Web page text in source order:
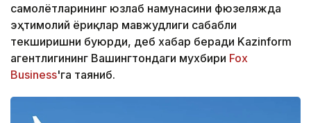
самолётларининг юзлаб намунасини фюзеляжда
эҳтимолий ёриқлар мавжудлиги сабабли
текширишни буюрди, деб хабар беради Kazinform
агентлигининг Вашингтондаги мухбири Fox
Business'га таяниб.